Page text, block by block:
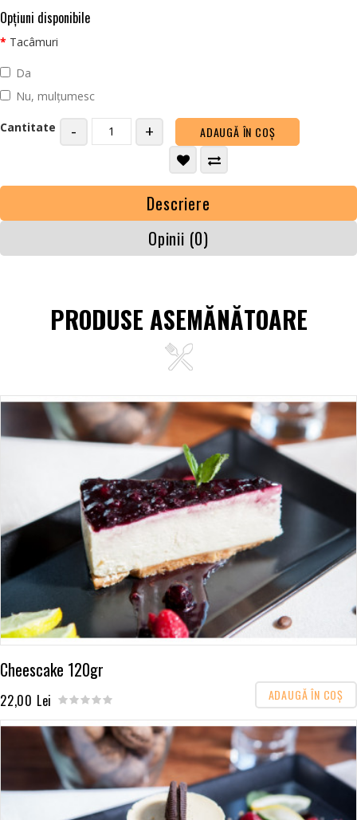
Opţiuni disponibile
Tacâmuri
Da
Nu, mulțumesc
Cantitate - + ADAUGĂ ÎN COŞ
Descriere
Opinii (0)
PRODUSE ASEMĂNĂTOARE
Cheescake 120gr
22,00 Lei ADAUGĂ ÎN COŞ